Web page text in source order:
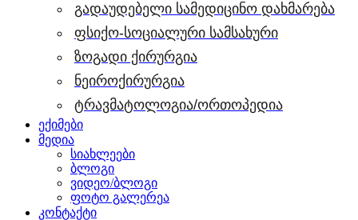
გადაუდებელი სამედიცინო დახმარება
ფსიქო-სოციალური სამსახური
ზოგადი ქირურგია
ნეიროქირურგია
ტრავმატოლოგია/ორთოპედია
ექიმები
მედია
სიახლეები
ბლოგი
ვიდეო/ბლოგი
ფოტო გალერეა
კონტაქტი